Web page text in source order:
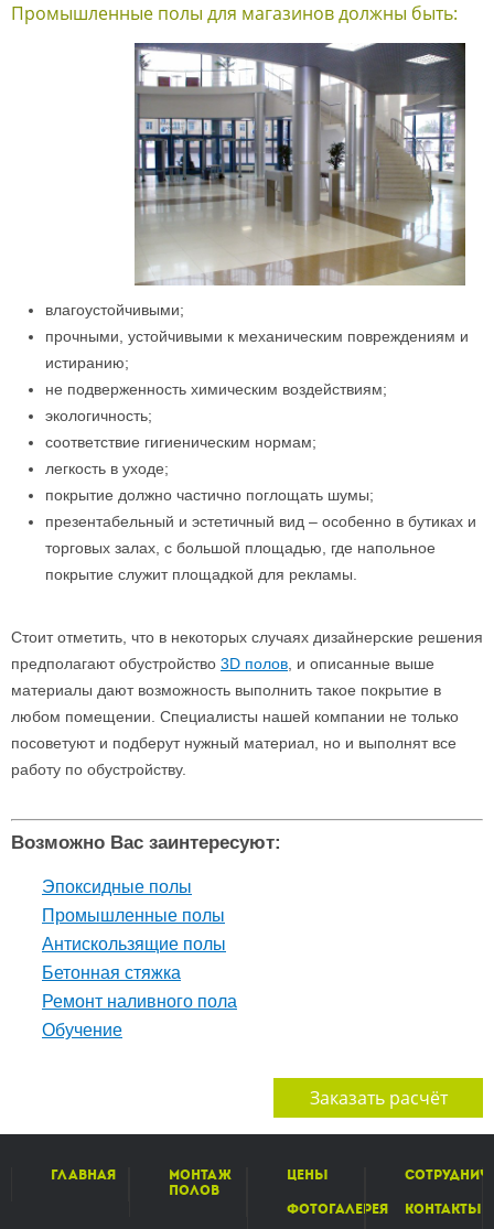
Промышленные полы для магазинов должны быть:
влагоустойчивыми;
прочными, устойчивыми к механическим повреждениям и
истиранию;
не подверженность химическим воздействиям;
экологичность;
соответствие гигиеническим нормам;
легкость в уходе;
покрытие должно частично поглощать шумы;
презентабельный и эстетичный вид – особенно в бутиках и
торговых залах, с большой площадью, где напольное
покрытие служит площадкой для рекламы.
Стоит отметить, что в некоторых случаях дизайнерские решения
предполагают обустройство 3D полов, и описанные выше
материалы дают возможность выполнить такое покрытие в
любом помещении. Специалисты нашей компании не только
посоветуют и подберут нужный материал, но и выполнят все
работу по обустройству.
Возможно Вас заинтересуют:
Эпоксидные полы
Промышленные полы
Антискользящие полы
Бетонная стяжка
Ремонт наливного пола
Обучение
Заказать расчёт
Главная
Монтаж
полов
Цены
Фотогалерея Контакты